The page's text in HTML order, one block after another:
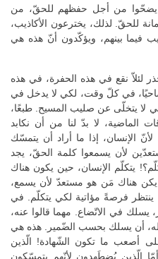
يضحّوا من أجل حفظهم للحقّ، من
للحقّ. لذلك، يخترعون الأكاذيب،
فيما بينهم، ويؤكّدون أنّ هذه هي
لئلاّ نقع في هذه الحفرة، في هذه
في كلّ وقت، لكي لا يدخل في
لا يتخلّى عن صليب المسيح. طبعًا،
الماضية، لا بدّ لنا من أن نكابد
الإنسان، إذا ما أراد أن يتمسّك
لأن يسمعوا كلمة الحقّ، يجد
يتكلّم الإنسان، حين يكون هناك
هناك مَن هو مستعدّ لأن يسمع،
ينتظر فرصةً مؤاتية لكي يتكلّم. في
يسلك في الاتّضاع. مهما قالوا عنه،
أن يسلك بحسب الضّمير. هذه هي
أصعب ما تكون الشّهادة! الّذين
الّذين يُضطَهدون لأنّهم يتمسّكون